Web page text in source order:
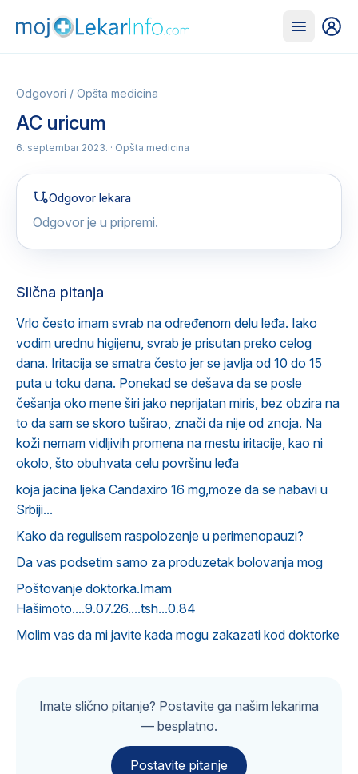
Odgovori / Opšta medicina
AC uricum
6. septembar 2023. · Opšta medicina
Odgovor lekara
Odgovor je u pripremi.
Slična pitanja
Vrlo često imam svrab na određenom delu leđa. Iako
vodim urednu higijenu, svrab je prisutan preko celog
dana. Iritacija se smatra često jer se javlja od 10 do 15
puta u toku dana. Ponekad se dešava da se posle
češanja oko mene širi jako neprijatan miris, bez obzira na
to da sam se skoro tuširao, znači da nije od znoja. Na
koži nemam vidljivih promena na mestu iritacije, kao ni
okolo, što obuhvata celu površinu leđa
koja jacina ljeka Candaxiro 16 mg,moze da se nabavi u
Srbiji...
Kako da regulisem raspolozenje u perimenopauzi?
Da vas podsetim samo za produzetak bolovanja mog
Poštovanje doktorka.Imam
Hašimoto....9.07.26....tsh...0.84
Molim vas da mi javite kada mogu zakazati kod doktorke
Imate slično pitanje? Postavite ga našim lekarima
— besplatno.
Postavite pitanje